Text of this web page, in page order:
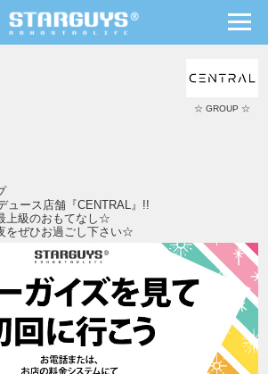
東北
☆ GROUP ☆
ュース店舗『CENTRAL』!!
上級のおもてなし☆
をぜひお過ごし下さい☆